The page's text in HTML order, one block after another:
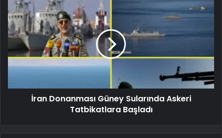
İran Donanması Güney Sularında Askeri
Tatbikatlara Başladı